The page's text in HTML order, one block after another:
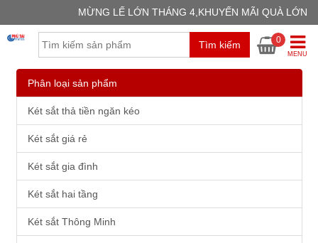
MỪNG LẾ LỚN THÁNG 4,KHUYẾN MÃI QUÀ LỚN
Tìm kiếm
GIỎ
Chưa
0
MENU
Phân loại sản phẩm
Két sắt thả tiền ngăn kéo
Két sắt giá rẻ
Két sắt gia đình
Két sắt hai tầng
Két sắt Thông Minh